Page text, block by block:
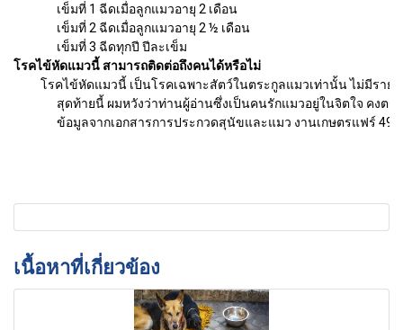
เข็มที่ 1 ฉีดเมื่อลูกแมวอายุ 2 เดือน
เข็มที่ 2 ฉีดเมื่อลูกแมวอายุ 2 ½ เดือน
เข็มที่ 3 ฉีดทุกปี ปีละเข็ม
โรคไข้หัดแมวนี้ สามารถติดต่อถึงคนได้หรือไม่
โรคไข้หัดแมวนี้ เป็นโรคเฉพาะสัตว์ในตระกูลแมวเท่านั้น ไม่มีราย
สุดท้ายนี้ ผมหวังว่าท่านผู้อ่านซึ่งเป็นคนรักแมวอยู่ในจิตใจ คงตระหนั
ข้อมูลจากเอกสารการประกวดสุนัขและแมว งานเกษตรแฟร์
เนื้อหาที่เกี่ยวข้อง